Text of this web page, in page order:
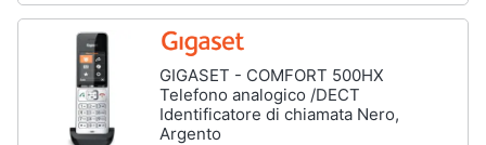
GIGASET - COMFORT 500HX
Telefono analogico /DECT
Identificatore di chiamata Nero,
Argento